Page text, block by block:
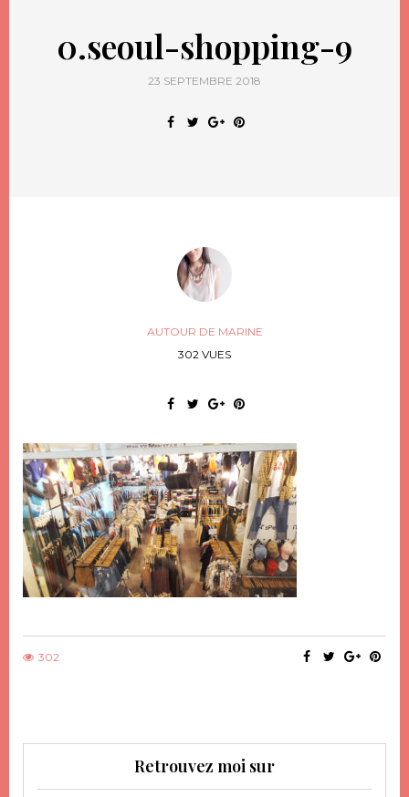
0.seoul-shopping-9
23 SEPTEMBRE 2018
AUTOUR DE MARINE
302 VUES
302
Retrouvez moi sur